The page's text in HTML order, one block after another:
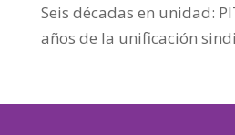
Seis décadas en unidad:
años de la unificación